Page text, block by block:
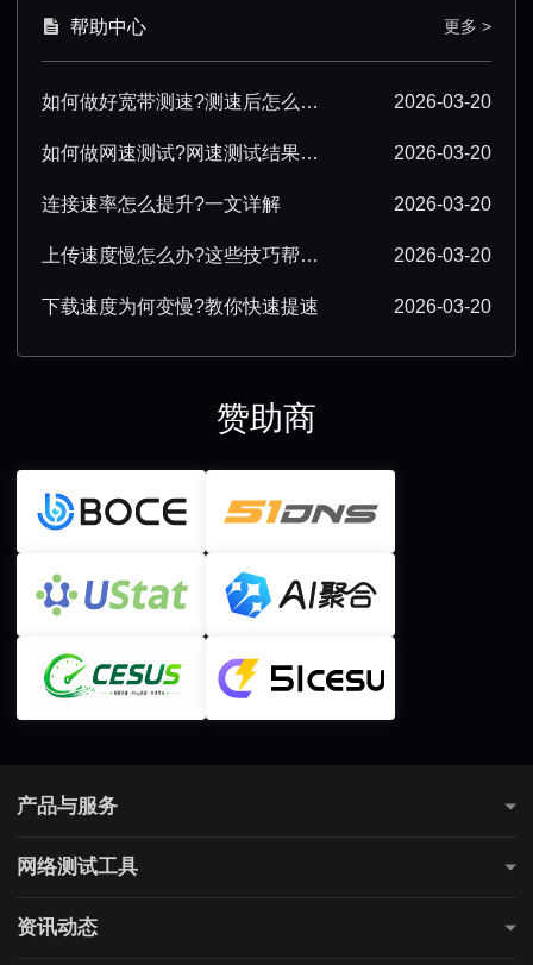
帮助中心 更多 >
如何做好宽带测速?测速后怎么优化? 2026-03-20
如何做网速测试?网速测试结果怎么解读? 2026-03-20
连接速率怎么提升?一文详解 2026-03-20
上传速度慢怎么办?这些技巧帮你提速 2026-03-20
下载速度为何变慢?教你快速提速 2026-03-20
赞助商
产品与服务
测网速
网络测试工具
网站连通性测试
资讯动态